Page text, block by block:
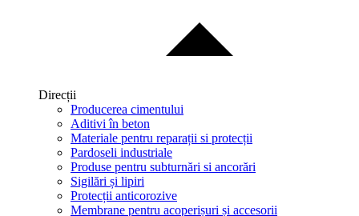
Direcții
Producerea cimentului
Aditivi în beton
Materiale pentru reparații si protecții
Pardoseli industriale
Produse pentru subturnări si ancorări
Sigilări și lipiri
Protecții anticorozive
Membrane pentru acoperișuri și accesorii